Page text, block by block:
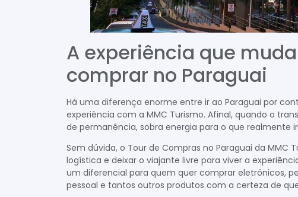
A experiência que
comprar no Paraguai
Há uma diferença enorme entre ir ao Paraguai por
experiência com a MMC Turismo. Afinal, quando o
de permanência, sobra energia para o que realmente
Sem dúvida, o Tour de Compras no Paraguai da MMC
logística e deixar o viajante livre para viver a
um diferencial para quem quer comprar eletrônicos,
pessoal e tantos outros produtos com a certeza de